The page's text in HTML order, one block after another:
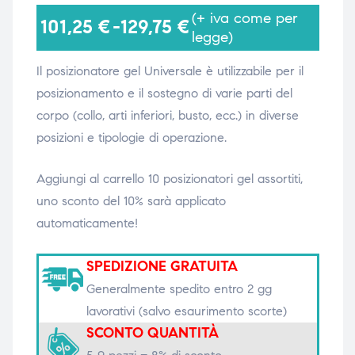
101,25 €-129,75 €(+ iva come per
legge)
Il posizionatore gel Universale è utilizzabile per il
posizionamento e il sostegno di varie parti del
corpo (collo, arti inferiori, busto, ecc.) in diverse
posizioni e tipologie di operazione.
Aggiungi al carrello 10 posizionatori gel assortiti,
uno sconto del 10% sarà applicato
automaticamente!
SPEDIZIONE GRATUITA
Generalmente spedito entro 2 gg
lavorativi (salvo esaurimento scorte)
SCONTO QUANTITÀ